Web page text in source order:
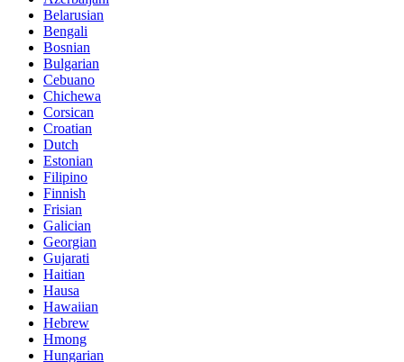
Belarusian
Bengali
Bosnian
Bulgarian
Cebuano
Chichewa
Corsican
Croatian
Dutch
Estonian
Filipino
Finnish
Frisian
Galician
Georgian
Gujarati
Haitian
Hausa
Hawaiian
Hebrew
Hmong
Hungarian